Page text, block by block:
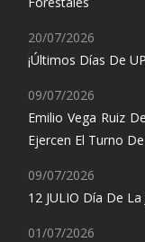
20/07/2026
¡Últimos Días De
09/07/2026
Emilio Vega Ruiz
Ejercen El Turno
09/07/2026
12 JULIO Día De
01/07/2026